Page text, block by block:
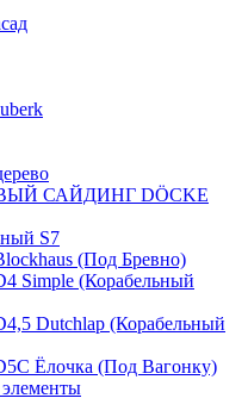
САЙДИНГ DÖCKE
S7
(Под Бревно)
Simple (Корабельный
Dutchlap (Корабельный
Ёлочка (Под Вагонку)